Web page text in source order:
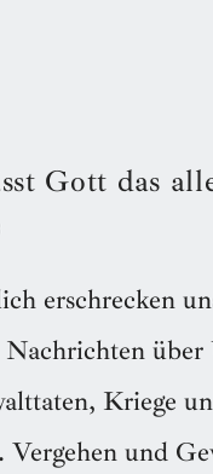
Gott das
erschrecken
über
Kriege
Vergehen und